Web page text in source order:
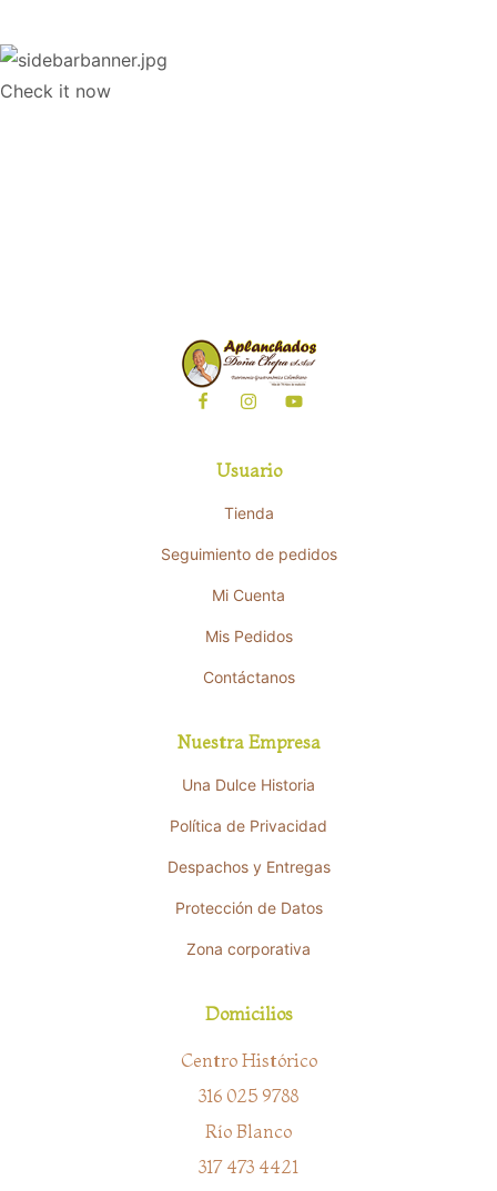
Check it now
Usuario
Tienda
Seguimiento de pedidos
Mi Cuenta
Mis Pedidos
Contáctanos
Nuestra Empresa
Una Dulce Historia
Política de Privacidad
Despachos y Entregas
Protección de Datos
Zona corporativa
Domicilios
Centro Histórico
316 025 9788
Río Blanco
317 473 4421